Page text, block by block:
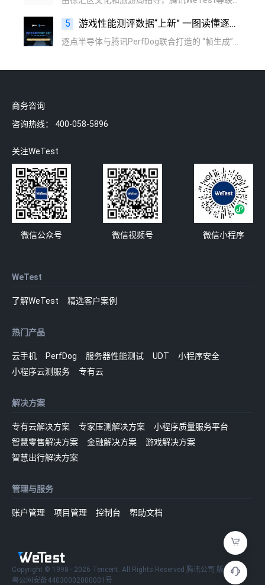
5 游戏性能测评数据“上新” 一图读懂逐点半导体与腾讯PerfDog联合打造的 “帧生成”指标
商务咨询
咨询热线：
400-058-5896
关注WeTest
微信公众号 微信视频号 微信小程序
WeTest
了解WeTest 精选客户案例
热门产品
云手机 PerfDog 服务器性能测试 UDT
小程序安全
小程序云测服务
专有云
解决方案
专有云解决方案 专家压测解决方案
小程序质量服务平台
智慧零售解决方案
金融解决方案
游戏解决方案
智慧出行解决方案
管理与服务
账户管理 项目管理 控制台 帮助文档
Copyright © 1998 - 2026 Tencent. All Rights Reserved 腾讯公司 版权所有
粤公网安备44030002000001号